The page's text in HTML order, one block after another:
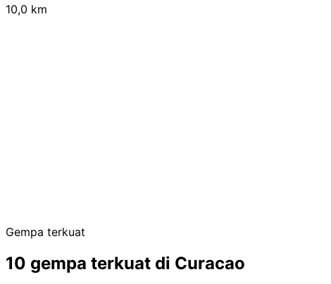
10,0 km
Gempa terkuat
10 gempa terkuat di Curacao